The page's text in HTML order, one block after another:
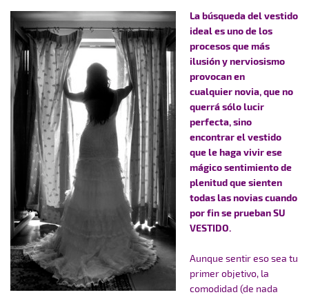
La búsqueda del vestido
ideal es uno de los
procesos que más
ilusión y nerviosismo
provocan en
cualquier novia, que no
querrá sólo lucir
perfecta, sino
encontrar el vestido
que le haga vivir ese
mágico sentimiento de
plenitud que sienten
todas las novias cuando
por fin se prueban SU
VESTIDO.
Aunque sentir eso sea tu
primer objetivo, la
comodidad (de nada